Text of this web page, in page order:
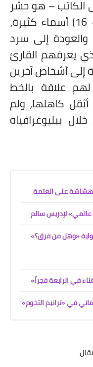
الكاتب – هو حشر
الرواية ما بين الصفحة (7 – 16) أسماء كثيرة،
إلى سرد
يعرفهم القارئ
إلى أشخاص آخرين
علاقة بالخط
كاهلها، ولم
ببليوغرافياه
على العتمة
عالمي» لإدريس سالم
«وهل من فرق؟»
في الرابعة فجراً»
في «ترانيم التخوم»